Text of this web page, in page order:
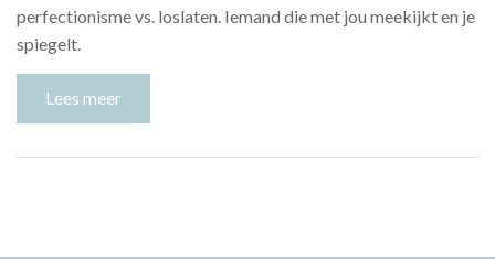
perfectionisme vs. loslaten. Iemand die met jou meekijkt en je
spiegelt.
Lees meer